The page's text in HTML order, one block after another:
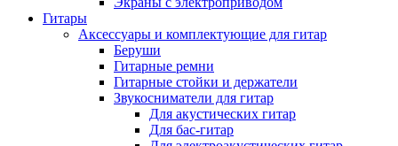
Гитары
Аксессуары и комплектующие для гитар
Беруши
Гитарные ремни
Гитарные стойки и держатели
Звукосниматели для гитар
Для акустических гитар
Для бас-гитар